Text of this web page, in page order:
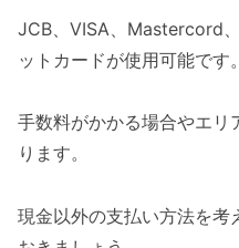
JCB、VISA、Mastercord
ットカードが使用可能です。
手数料がかかる場合やエリ
ります。
現金以外の支払い方法を考